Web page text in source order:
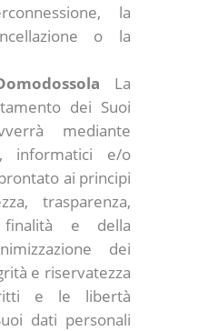
la
o la
La
dei Suoi
mediante
informatici e/o
ai principi
trasparenza,
finalità e della
dei
e riservatezza
e le libertà
dati personali